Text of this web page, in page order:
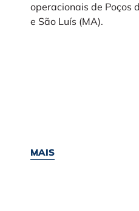
operacionais de Poços
e São Luís (MA).
MAIS